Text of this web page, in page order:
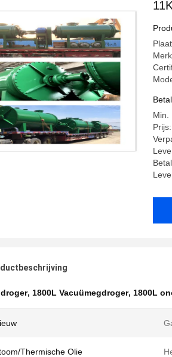
Min.
, 1800L Vacuümegdroger, 1800L
Thermische Olie